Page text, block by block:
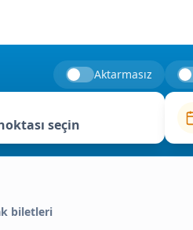
Aktarmasız
seçin
biletleri